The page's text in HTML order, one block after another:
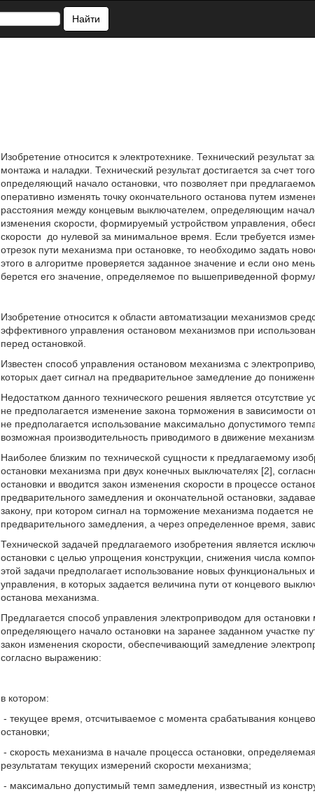
Найти
Изобретение относится к электротехнике. Технический
монтажа и наладки. Технический результат достигается за счет
определяющий начало остановки, что позволяет при
оперативно изменять точку окончательного останова путем
расстояния между концевым выключателем, определяющим
изменения скорости, формируемый устройством управления,
скорости
до нулевой за минимальное время. Если требуется
отрезок пути механизма при остановке, то необходимо задать
этого в алгоритме проверяется заданное значение и если оно
берется его значение, определяемое по вышеприведенной
Изобретение относится к области автоматизации механизмов
эффективного управления остановом механизмов при
перед остановкой.
Известен способ управления остановом механизма с
которых дает сигнал на предварительное замедление до
Недостатком данного технического решения является
не предполагается изменение закона торможения в зависимости
не предполагается использование максимально допустимого
возможная производительность приводимого в движение
Наиболее близким по технической сущности к предлагаемому
остановки механизма при двух конечных выключателях [2],
остановки и вводится закон изменения скорости в процессе
предварительного замедления и окончательной остановки,
закону, при котором сигнал на торможение механизма подается
предварительного замедления, а через определенное время,
Технической задачей предлагаемого изобретения является
остановки с целью упрощения конструкции, снижения числа
этой задачи предполагает использование новых функциональных
управления, в которых задается величина пути от концевого
останова механизма.
Предлагается способ управления электроприводом для
определяющего начало остановки на заранее заданном участке
закон изменения скорости, обеспечивающий замедление
согласно выражению:
в котором:
- текущее время, отсчитываемое с момента срабатывания
остановки;
- скорость механизма в начале процесса остановки,
результатам текущих измерений скорости механизма;
- максимально допустимый темп замедления, известный из